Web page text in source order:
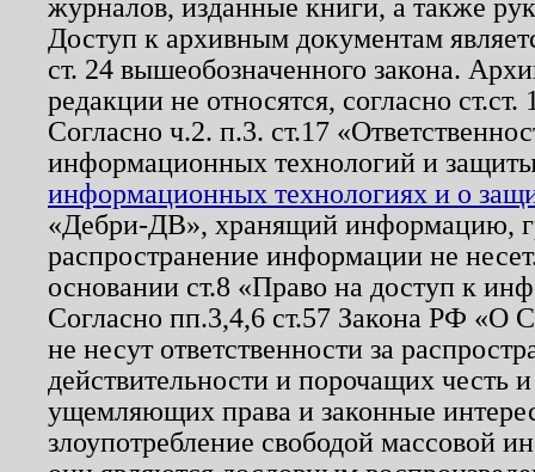
журналов, изданные книги, а также
Доступ к архивным документам
ст. 24 вышеобозначенного закона.
редакции не относятся, согласно
Согласно ч.2. п.3. ст.17
информационных технологий и
информационных технологиях и о
«Дебри-ДВ», хранящий информацию,
распространение информации не
основании ст.8 «Право на доступ к
Согласно пп.3,4,6 ст.57 Закона РФ «О
не несут ответственности за
действительности и порочащих честь
ущемляющих права и законные
злоупотребление свободой массовой